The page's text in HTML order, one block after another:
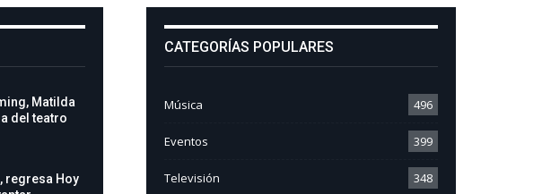
Matilda
del teatro
regresa Hoy
CATEGORÍAS POPULARES
Música 496
Eventos 399
Televisión 348